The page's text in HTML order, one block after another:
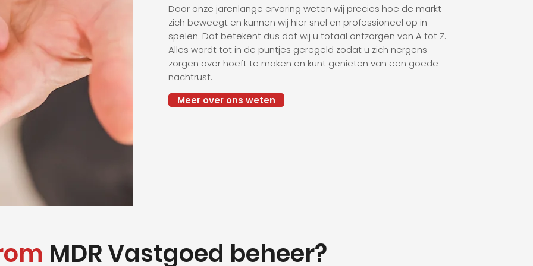
Door onze jarenlange ervaring weten wij precies hoe de markt
zich beweegt en kunnen wij hier snel en professioneel op in
spelen. Dat betekent dus dat wij u totaal ontzorgen van A tot Z.
Alles wordt tot in de puntjes geregeld zodat u zich nergens
zorgen over hoeft te maken en kunt genieten van een goede
nachtrust.
Meer over ons weten
MDR Vastgoed beheer?